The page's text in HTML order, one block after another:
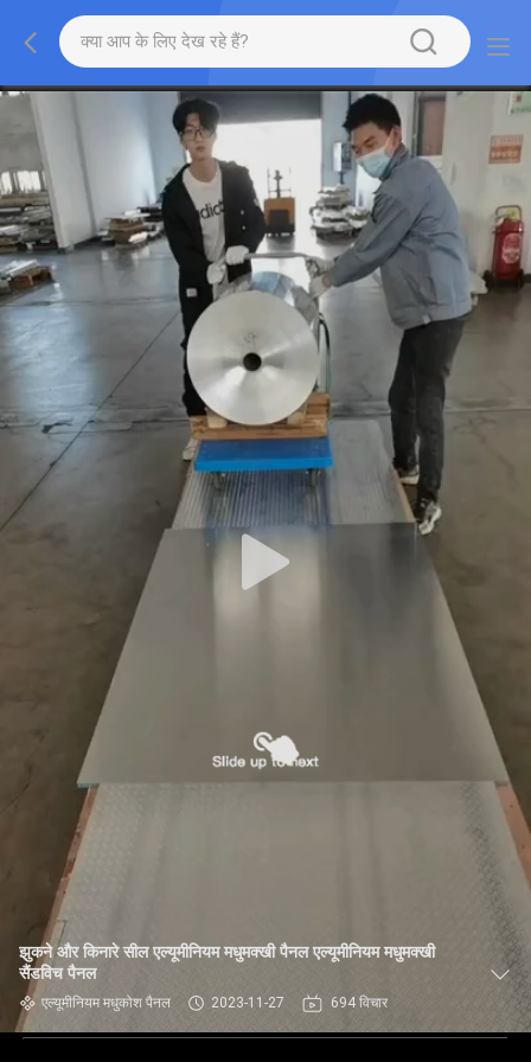
झुकने और किनारे सील एल्यूमीनियम मधुमक्खी पैनल एल्यूमीनियम मधुमक्खी
सैंडविच पैनल
एल्यूमीनियम मधुकोश पैनल 2023-11-27 694 विचार